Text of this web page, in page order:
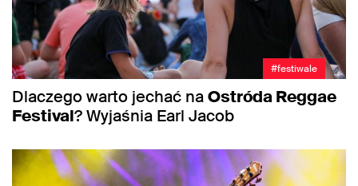
#festiwale
Dlaczego warto jechać naOstróda Reggae
Festival? Wyjaśnia Earl Jacob